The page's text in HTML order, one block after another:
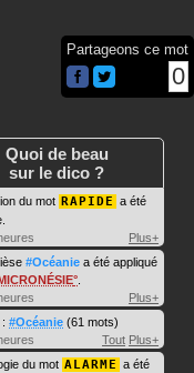
Partageons ce mot
0
Quoi de beau
sur le dico ?
du mot RAPIDE a été
Plus+
#Océanie a été appliqué
Plus+
#Océanie (61 mots)
Tout Plus+
du mot ALARME a été